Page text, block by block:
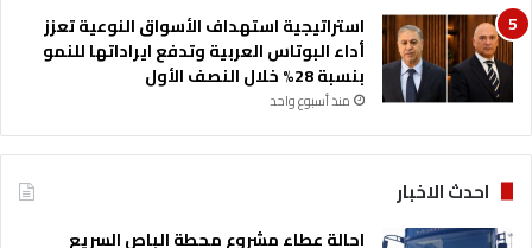
استراتيجية استهداف الأسواق النوعية تعزز
أداء البوتاس العربية وتدفع ايراداتها للنمو
بنسبة 28% خلال النصف الأول
منذ أسبوع واحد
احدث الاخبار
احالة عطاء مشروع محطة الباص السريع